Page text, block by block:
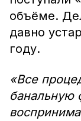
объёме.
давно
году.
«Все
банальную